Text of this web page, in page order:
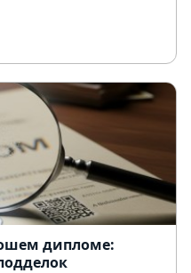
дипломе: